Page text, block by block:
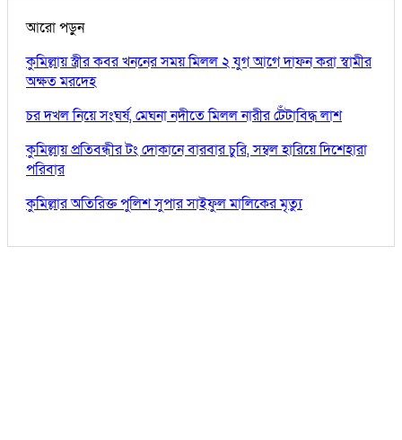
আরো পড়ুন
কুমিল্লায় স্ত্রীর কবর খননের সময় মিলল ২ যুগ আগে দাফন করা স্বামীর
অক্ষত মরদেহ
চর দখল নিয়ে সংঘর্ষ, মেঘনা নদীতে মিলল নারীর টেঁটাবিদ্ধ লাশ
কুমিল্লায় প্রতিবন্ধীর টং দোকানে বারবার চুরি, সম্বল হারিয়ে দিশেহারা
পরিবার
কুমিল্লার অতিরিক্ত পুলিশ সুপার সাইফুল মালিকের মৃত্যু